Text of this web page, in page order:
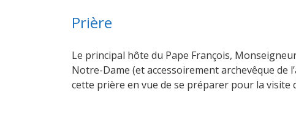
Prière
Le principal hôte du Pape François,
Notre-Dame (et accessoirement archevêque de
cette prière en vue de se préparer pour la visite